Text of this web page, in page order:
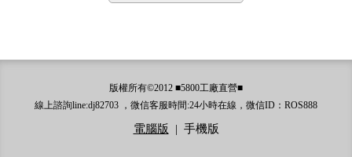
版權所有©2012 ■5800工廠直營■
線上諮詢line:dj82703 ，微信客服時間:24小時在線，微信ID：ROS888
電腦版 | 手機版